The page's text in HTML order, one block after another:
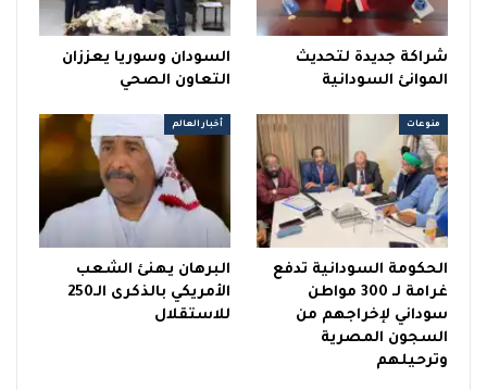
شراكة جديدة لتحديث
الموانئ السودانية
السودان وسوريا يعززان
التعاون الصحي
منوعات
الحكومة السودانية تدفع
غرامة لـ 300 مواطن
سوداني لإخراجهم من
السجون المصرية
وترحيلهم
أخبار العالم
البرهان يهنئ الشعب
الأمريكي بالذكرى الـ250
للاستقلال